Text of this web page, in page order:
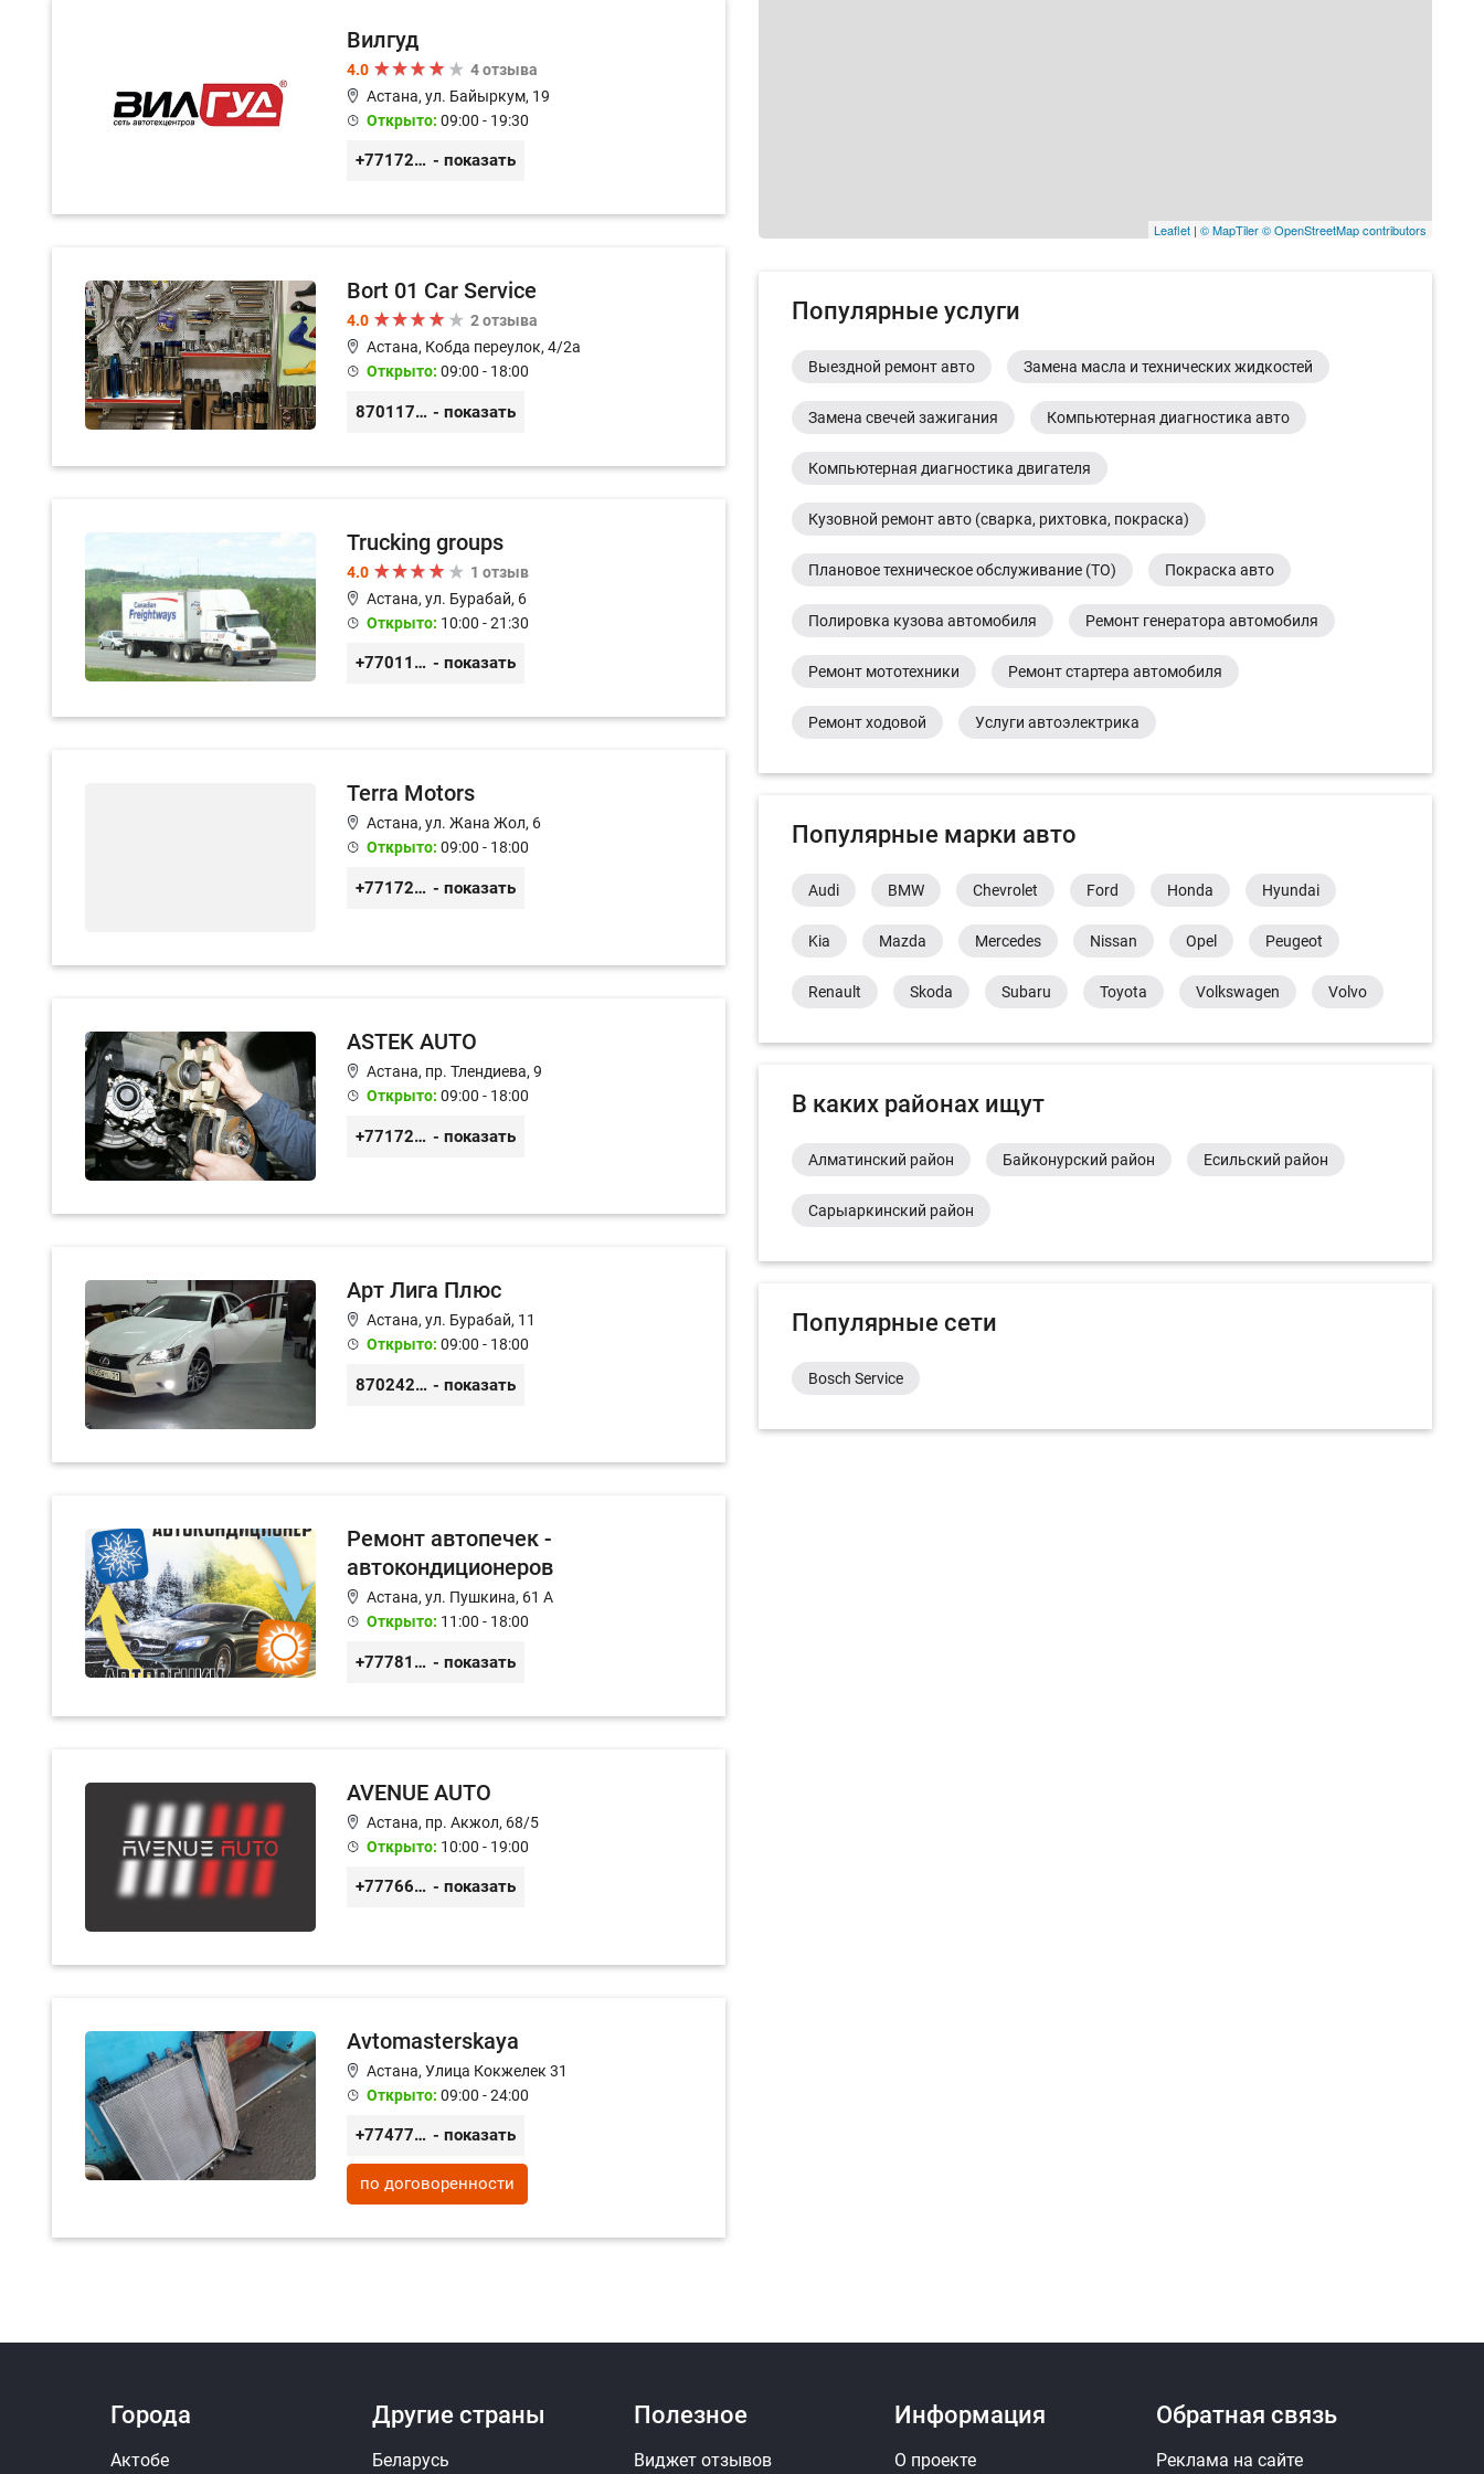
Вилгуд
4.0
4 отзыва
Астана, ул. Байыркум, 19
Открыто: 09:00 - 19:30
+77172978380 - показать
Bort 01 Car Service
4.0
2 отзыва
Астана, Кобда переулок, 4/2а
Открыто: 09:00 - 18:00
87011754444 - показать
Trucking groups
4.0
1 отзыв
Астана, ул. Бурабай, 6
Открыто: 10:00 - 21:30
+77011245925 - показать
Terra Motors
Астана, ул. Жана Жол, 6
Открыто: 09:00 - 18:00
+77172546060 - показать
ASTEK AUTO
Астана, пр. Тлендиева, 9
Открыто: 09:00 - 18:00
+77172944444 - показать
Арт Лига Плюс
Астана, ул. Бурабай, 11
Открыто: 09:00 - 18:00
87024222822 - показать
Ремонт автопечек -
автокондиционеров
Астана, ул. Пушкина, 61 А
Открыто: 11:00 - 18:00
+77781562732 - показать
AVENUE AUTO
Астана, пр. Акжол, 68/5
Открыто: 10:00 - 19:00
+77766857788 - показать
Avtomasterskaya
Астана, Улица Кокжелек 31
Открыто: 09:00 - 24:00
+77477024715 - показать
по договоренности
Leaflet | © MapTiler© OpenStreetMap contributors
Популярные услуги
Выездной ремонт авто Замена масла и технических жидкостей
Замена свечей зажигания Компьютерная диагностика авто
Компьютерная диагностика двигателя
Кузовной ремонт авто (сварка, рихтовка, покраска)
Плановое техническое обслуживание (ТО) Покраска авто
Полировка кузова автомобиля Ремонт генератора автомобиля
Ремонт мототехники Ремонт стартера автомобиля
Ремонт ходовой Услуги автоэлектрика
Популярные марки авто
Audi BMW Chevrolet Ford Honda Hyundai
Kia Mazda Mercedes Nissan Opel Peugeot
Renault Skoda Subaru Toyota Volkswagen Volvo
В каких районах ищут
Алматинский район Байконурский район Есильский район
Сарыаркинский район
Популярные сети
Bosch Service
Города
Актобе
Другие страны
Беларусь
Полезное
Виджет отзывов
Информация
О проекте
Обратная связь
Реклама на сайте